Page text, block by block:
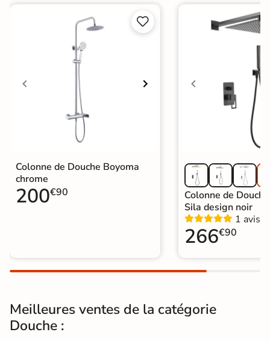
Catégories Parois de Douche Italienne


Colonne de Douche Boyoma
chrome
200€90
Colonne de
Sila design noir
1 avis
266€90
Meilleures ventes de la catégorie
Douche :